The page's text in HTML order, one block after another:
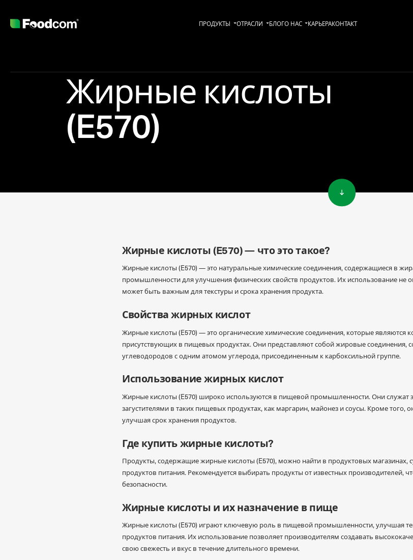
Жирные кислоты
(E570)
ПРОДУКТЫ ОТРАСЛИ БЛОГО НАС KАРЬЕРАКОНТАКТ
Жирные кислоты (E570) — что это такое?
Жирные кислоты (E570) — это натуральные химические соединения, содержащиеся в
промышленности для улучшения физических свойств продуктов. Их использование не
может быть важным для текстуры и срока хранения продукта.
Свойства жирных кислот
Жирные кислоты (E570) — это органические химические соединения, которые являются
присутствующих в пищевых продуктах. Они представляют собой жировые соединения,
углеводородов с одним атомом углерода, присоединенным к карбоксильной группе.
Использование жирных кислот
Жирные кислоты (E570) широко используются в пищевой промышленности. Они служат
загустителями в таких пищевых продуктах, как маргарин, майонез и соусы. Кроме того,
улучшая срок хранения продуктов.
Где купить жирные кислоты?
Продукты, содержащие жирные кислоты (E570), можно найти в продуктовых магазинах,
продуктов питания. Рекомендуется выбирать продукты от известных производителей,
безопасности.
Жирные кислоты и их назначение в пище
Жирные кислоты (E570) играют ключевую роль в пищевой промышленности, улучшая
продуктов питания. Их использование позволяет производителям создавать
свою свежесть и вкус в течение длительного времени.